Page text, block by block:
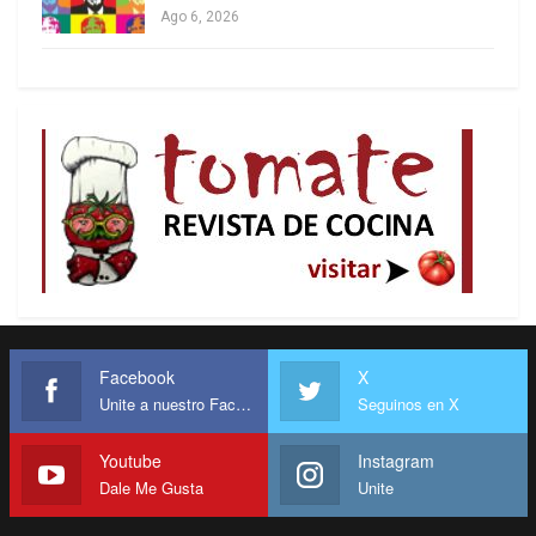
Ucrania (PURL, por sus siglas en inglés). Critican
que comprar armas estadounidenses para
enviarlas al Ejército ucraniano. También se quejan
de que, a pesar de que Estados Unidos es la
principal potencia militar y económica de la
Alianza Atlántica, no solo no sea el país que más
ayuda envía a Ucrania, sino que haga negocio con
la guerra tras la invasión rusa.
Sin nuclear ni ejército
El secretario general de la OTAN ha insistido
varias veces en la reunión ministerial de esta
semana en que los aliados europeos tienen que
incrementar su gasto en defensa y sus
Ago 6, 2026
Facebook
Unite a nuestro Facebook
X
Seguinos en X
Youtube
Dale Me Gusta
Instagram
Unite